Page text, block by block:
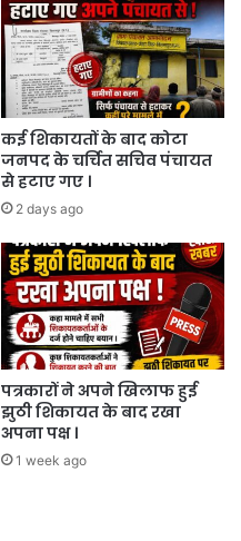
कई शिकायतों के बाद कोटा
जनपद के चर्चित सचिव पंचायत
से हटाए गए ।
2 days ago
पत्रकारों ने अपने खिलाफ हुई
झुठी शिकायत के बाद रखा
अपना पक्ष ।
1 week ago